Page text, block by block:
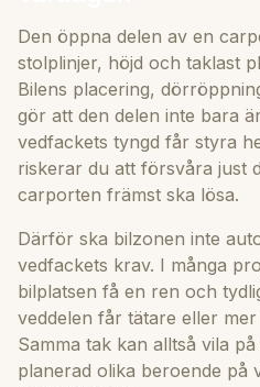
Den öppna delen av en
stolplinjer, höjd och taklast
Bilens placering,
gör att den delen inte bara
vedfackets tyngd får styra
riskerar du att försvåra just
carporten främst ska lösa.
Därför ska bilzonen inte
vedfackets krav. I många
bilplatsen få en ren och
veddelen får tätare eller
Samma tak kan alltså vila
planerad olika beroende på